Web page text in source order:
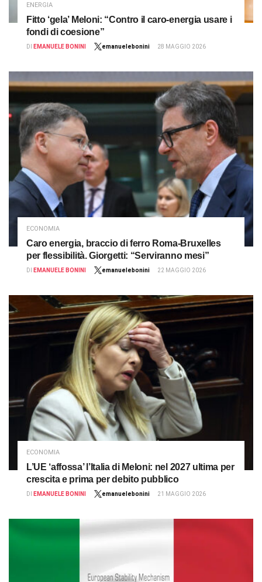
ENERGIA
Fitto ‘gela’ Meloni: “Contro il caro-energia usare i
fondi di coesione”
DI EMANUELE BONINI emanuelebonini 28 MAGGIO 2026
ECONOMIA
Caro energia, braccio di ferro Roma-Bruxelles
per flessibilità. Giorgetti: “Serviranno mesi”
DI EMANUELE BONINI emanuelebonini 22 MAGGIO 2026
ECONOMIA
L’UE ‘affossa’ l’Italia di Meloni: nel 2027 ultima per
crescita e prima per debito pubblico
DI EMANUELE BONINI emanuelebonini 21 MAGGIO 2026